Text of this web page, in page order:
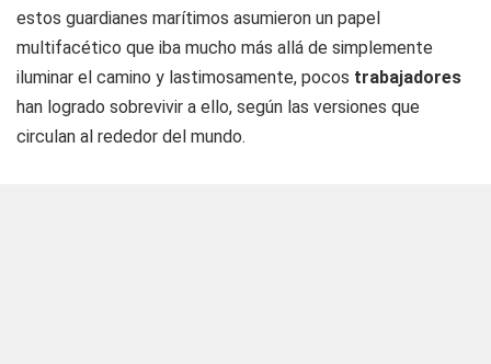
estos guardianes marítimos asumieron un papel
multifacético que iba mucho más allá de simplemente
iluminar el camino y lastimosamente, pocos trabajadores
han logrado sobrevivir a ello, según las versiones que
circulan al rededor del mundo.